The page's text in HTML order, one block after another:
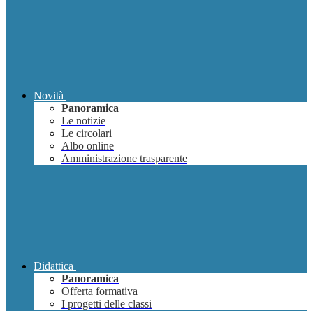
Novità
Panoramica
Le notizie
Le circolari
Albo online
Amministrazione trasparente
Didattica
Panoramica
Offerta formativa
I progetti delle classi